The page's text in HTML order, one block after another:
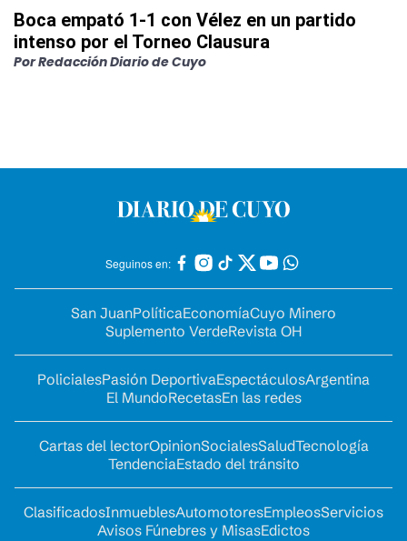
Boca empató 1-1 con Vélez en un partido
intenso por el Torneo Clausura
PorRedacción Diario de Cuyo
Seguinos en:
San JuanPolíticaEconomíaCuyo Minero
Suplemento VerdeRevista OH
PolicialesPasión DeportivaEspectáculosArgentina
El MundoRecetasEn las redes
Cartas del lectorOpinionSocialesSaludTecnología
TendenciaEstado del tránsito
ClasificadosInmueblesAutomotoresEmpleosServicios
Avisos Fúnebres y MisasEdictos